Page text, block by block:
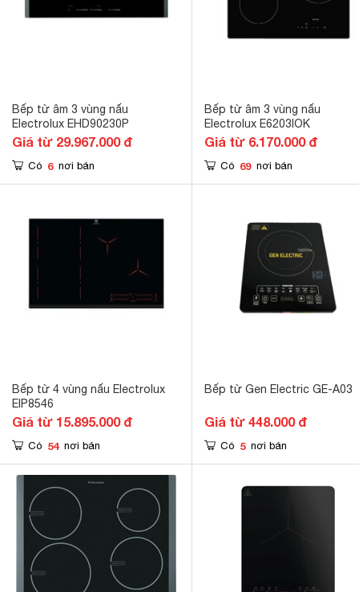
Bếp từ âm 3 vùng nấu
Electrolux EHD90230P
Giá từ 29.967.000 đ
Có 6 nơi bán
Bếp từ âm 3 vùng nấu
Electrolux E6203IOK
Giá từ 6.170.000 đ
Có 69 nơi bán
Bếp từ 4 vùng nấu Electrolux
EIP8546
Giá từ 15.895.000 đ
Có 54 nơi bán
Bếp từ Gen Electric GE-A03
Giá từ 448.000 đ
Có 5 nơi bán